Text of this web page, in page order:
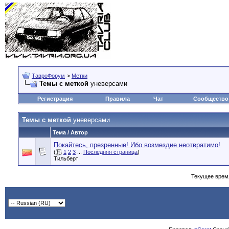
ТавроФорум > Метки
Темы с меткой уневерсами
Регистрация Правила Чат Сообщество
Темы с меткой уневерсами
Тема / Автор
Покайтесь, презренные! Ибо возмездие неотвратимо!
( 1 2 3 Последняя страница)
Тильберт
Текущее